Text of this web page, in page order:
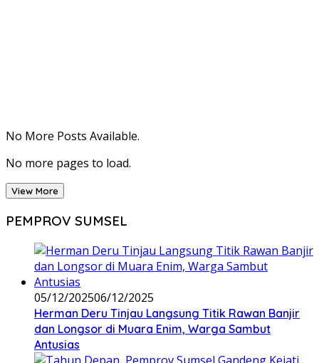
No More Posts Available.
No more pages to load.
View More
PEMPROV SUMSEL
05/12/202506/12/2025
Herman Deru Tinjau Langsung Titik Rawan Banjir
dan Longsor di Muara Enim, Warga Sambut
Antusias